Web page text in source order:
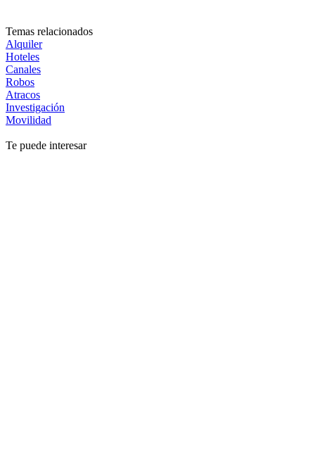
Temas relacionados
Alquiler
Hoteles
Canales
Robos
Atracos
Investigación
Movilidad
Te puede interesar